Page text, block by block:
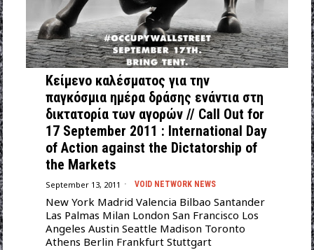
Κείμενο καλέσματος για την
παγκόσμια ημέρα δράσης ενάντια στη
δικτατορία των αγορών // Call Out for
17 September 2011 : International Day
of Action against the Dictatorship of
the Markets
September 13, 2011 VOID NETWORK NEWS
New York Madrid Valencia Bilbao Santander
Las Palmas Milan London San Francisco Los
Angeles Austin Seattle Madison Toronto
Athens Berlin Frankfurt Stuttgart